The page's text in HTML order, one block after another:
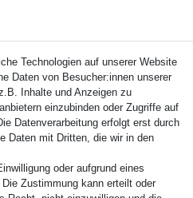
Technologien auf unserer Website
Daten von Besucher:innen unserer
Inhalte und Anzeigen zu
einzubinden oder Zugriffe auf
Datenverarbeitung erfolgt erst durch
Daten mit Dritten, die wir in den
oder aufgrund eines
Zustimmung kann erteilt oder